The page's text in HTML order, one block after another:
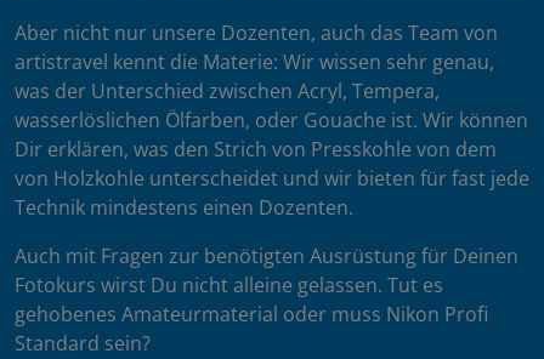
Aber nicht nur unsere Dozenten, auch das Team von
artistravel kennt die Materie: Wir wissen sehr genau,
was der Unterschied zwischen Acryl, Tempera,
wasserlöslichen Ölfarben, oder Gouache ist. Wir können
Dir erklären, was den Strich von Presskohle von dem
von Holzkohle unterscheidet und wir bieten für fast jede
Technik mindestens einen Dozenten.
Auch mit Fragen zur benötigten Ausrüstung für Deinen
Fotokurs wirst Du nicht alleine gelassen. Tut es
gehobenes Amateurmaterial oder muss Nikon Profi
Standard sein?